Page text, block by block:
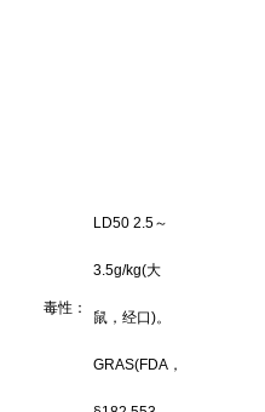
毒性：
LD50 2.5～
3.5g/kg(大
鼠，经口)。
GRAS(FDA，